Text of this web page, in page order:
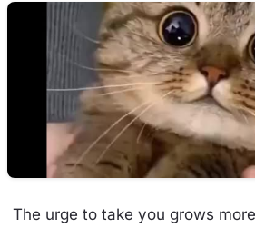
The urge to take you grows